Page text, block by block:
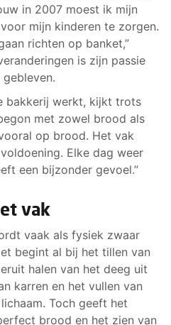
in 2007 moest ik mijn
mijn kinderen te zorgen.
richten op banket,”
is zijn passie
bakkerij werkt, kijkt trots
met zowel brood als
op brood. Het vak
Elke dag weer
een bijzonder gevoel.”
vak
vaak als fysiek zwaar
begint al bij het tillen van
halen van het deeg uit
karren en het vullen van
Toch geeft het
brood en het zien van